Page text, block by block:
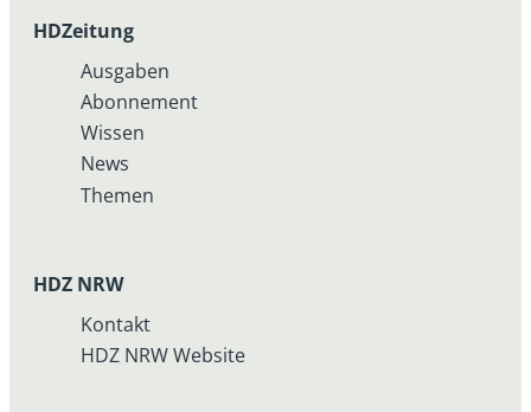
HDZeitung
Ausgaben
Abonnement
Wissen
News
Themen
HDZ NRW
Kontakt
HDZ NRW Website